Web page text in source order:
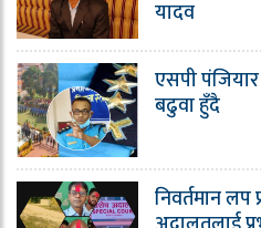
यादव
एसपी
बढुवा हुँदै
निवर्तमान लप